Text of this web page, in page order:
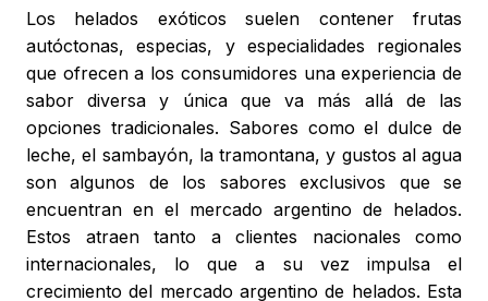
Los helados exóticos suelen contener frutas
autóctonas, especias, y especialidades regionales
que ofrecen a los consumidores una experiencia de
sabor diversa y única que va más allá de las
opciones tradicionales. Sabores como el dulce de
leche, el sambayón, la tramontana, y gustos al agua
son algunos de los sabores exclusivos que se
encuentran en el mercado argentino de helados.
Estos atraen tanto a clientes nacionales como
internacionales, lo que a su vez impulsa el
crecimiento del mercado argentino de helados. Esta